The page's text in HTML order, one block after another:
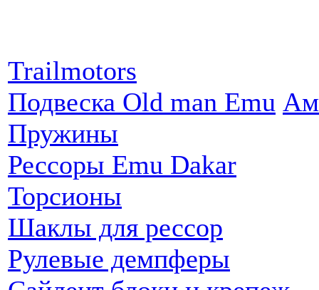
Trailmotors
Подвеска Old man Emu
Пружины
Рессоры Emu Dakar
Торсионы
Шаклы для рессор
Рулевые демпферы